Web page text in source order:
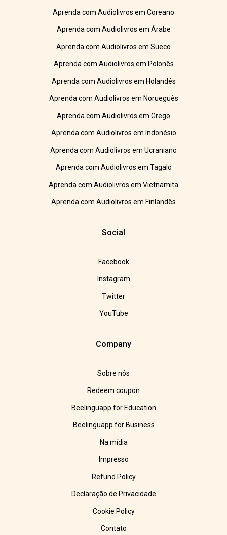
Aprenda com Audiolivros em Coreano
Aprenda com Audiolivros em Árabe
Aprenda com Audiolivros em Sueco
Aprenda com Audiolivros em Polonês
Aprenda com Audiolivros em Holandês
Aprenda com Audiolivros em Norueguês
Aprenda com Audiolivros em Grego
Aprenda com Audiolivros em Indonésio
Aprenda com Audiolivros em Ucraniano
Aprenda com Audiolivros em Tagalo
Aprenda com Audiolivros em Vietnamita
Aprenda com Audiolivros em Finlandês
Social
Facebook
Instagram
Twitter
YouTube
Company
Sobre nós
Redeem coupon
Beelinguapp for Education
Beelinguapp for Business
Na mídia
Impresso
Refund Policy
Declaração de Privacidade
Cookie Policy
Contato